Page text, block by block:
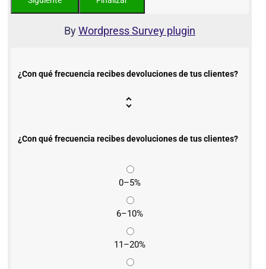
ByWordpress Survey plugin
¿Con qué frecuencia recibes devoluciones de tus clientes?
¿Con qué frecuencia recibes devoluciones de tus clientes?
0–5%
6–10%
11–20%